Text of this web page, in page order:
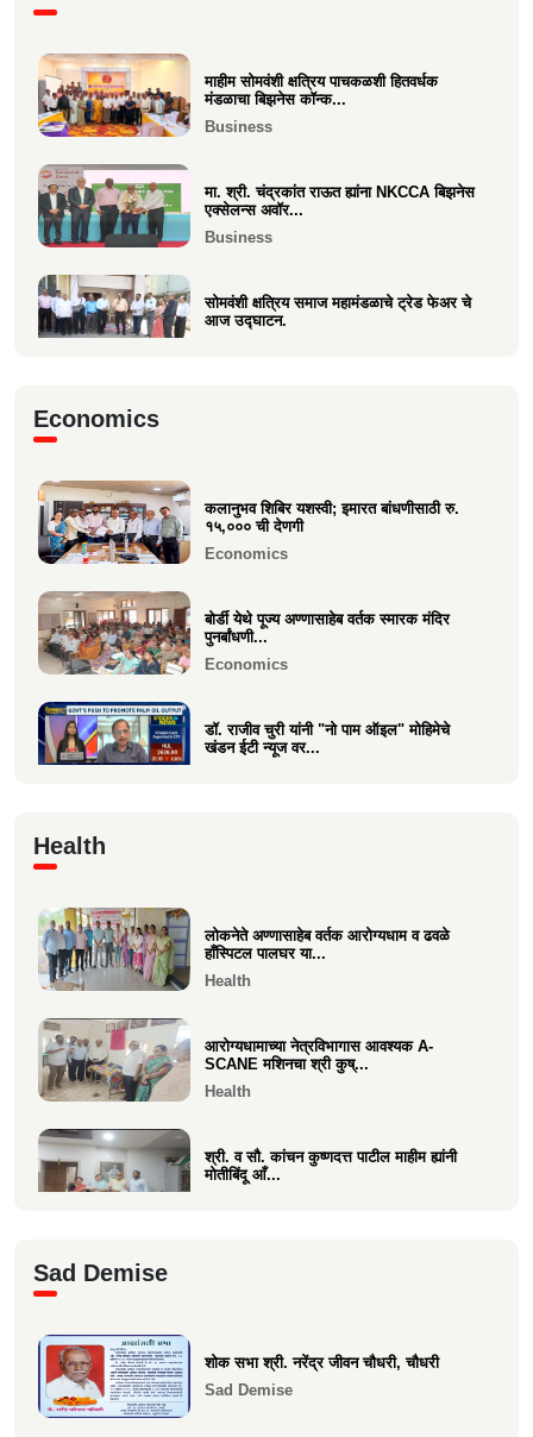
श्री. अजूभाई यशवंत ठाकूर ह्यांची मा.श्री.उद्धव
बाळासाहेब ठा...
Politics
माहीम सोमवंशी क्षत्रिय पाचकळशी हितवर्धक
मंडळाचा बिझनेस कॉन्क...
Business
मा. श्री. चंद्रकांत राऊत ह्यांना NKCCA बिझनेस
एक्सेलन्स अवॉर...
Business
सोमवंशी क्षत्रिय समाज महामंडळाचे ट्रेड फेअर चे
आज उद्घाटन.
वक्रतुंड ऍग्रो याचे उद्घाटन, माहीम
Business
Economics
कलानुभव शिबिर यशस्वी; इमारत बांधणीसाठी रु.
१५,००० ची देणगी
Economics
बोर्डी येथे पूज्य अण्णासाहेब वर्तक स्मारक मंदिर
पुनर्बांधणी...
Economics
डॉ. राजीव चुरी यांनी "नो पाम ऑइल" मोहिमेचे
खंडन ईटी न्यूज वर...
वसई विकास सहकारी बँकेचे अध्यक्ष आशय राऊत
Health
लोकनेते अण्णासाहेब वर्तक आरोग्यधाम व ढवळे
हाँस्पिटल पालघर या...
Health
आरोग्यधामाच्या नेत्रविभागास आवश्यक A-
SCANE मशिनचा श्री कुष्...
Health
श्री. व सौ. कांचन कुष्णदत्त पाटील माहीम ह्यांनी
मोतीबिंदू आँ...
माकुणसारच्या एस के पाटील विद्यामंदिरच्या सन
1983 च्या 10 वी...
Sad Demise
शोक सभा श्री. नरेंद्र जीवन चौधरी, चौधरी
Sad Demise